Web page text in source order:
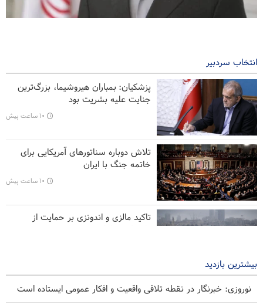
سخنگوی سپاه: بازگشایی تنگه هرمز منوط به پذیرش شروط ایران است
تفسیر | افشا‌گری درباره بهانه واهی ترامپ برای حمله به ایران
تفسیر | توانمندی‌های جدید موشک بالستیک خیبرشکن
وزیر دفاع پاکستان: اتحاد کشور‌های اسلامی علیه رژیم صهیونیستی
ضروری است
انتخاب سردبیر
پزشکیان: بمباران هیروشیما، بزرگ‌ترین
جنایت علیه بشریت بود
۱۰ ساعت پیش
تلاش دوباره سناتورهای آمریکایی برای
خاتمه جنگ با ایران
۱۰ ساعت پیش
تاکید مالزی و اندونزی بر حمایت از
بیشترین بازدید
نوروزی: خبرنگار در نقطه تلاقی واقعیت و افکار عمومی ایستاده است